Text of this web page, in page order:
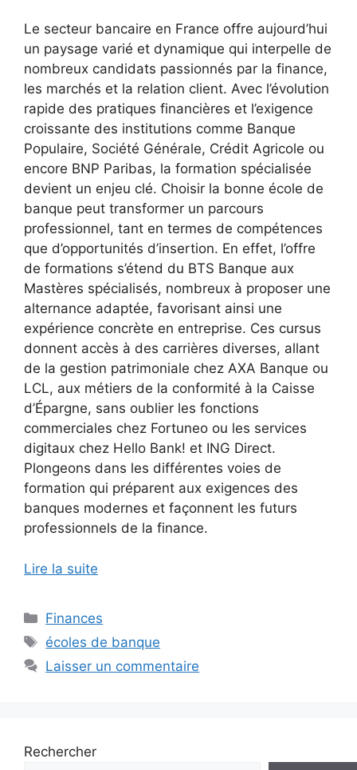
Le secteur bancaire en France offre aujourd’hui
un paysage varié et dynamique qui interpelle de
nombreux candidats passionnés par la finance,
les marchés et la relation client. Avec l’évolution
rapide des pratiques financières et l’exigence
croissante des institutions comme Banque
Populaire, Société Générale, Crédit Agricole ou
encore BNP Paribas, la formation spécialisée
devient un enjeu clé. Choisir la bonne école de
banque peut transformer un parcours
professionnel, tant en termes de compétences
que d’opportunités d’insertion. En effet, l’offre
de formations s’étend du BTS Banque aux
Mastères spécialisés, nombreux à proposer une
alternance adaptée, favorisant ainsi une
expérience concrète en entreprise. Ces cursus
donnent accès à des carrières diverses, allant
de la gestion patrimoniale chez AXA Banque ou
LCL, aux métiers de la conformité à la Caisse
d’Épargne, sans oublier les fonctions
commerciales chez Fortuneo ou les services
digitaux chez Hello Bank! et ING Direct.
Plongeons dans les différentes voies de
formation qui préparent aux exigences des
banques modernes et façonnent les futurs
professionnels de la finance.
Lire la suite
Catégories
Finances
Étiquettes
écoles de banque
Laisser un commentaire
Rechercher